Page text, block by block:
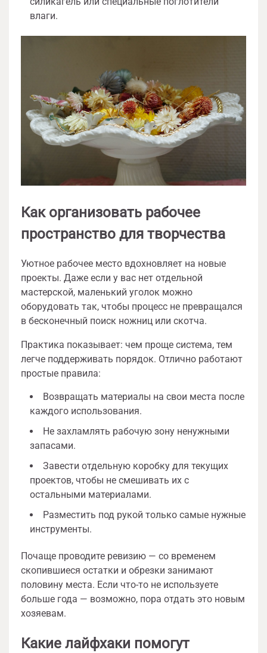
влаги.
Как организовать рабочее
пространство для творчества
Уютное рабочее место вдохновляет на новые
проекты. Даже если у вас нет отдельной
мастерской, маленький уголок можно
оборудовать так, чтобы процесс не превращался
в бесконечный поиск ножниц или скотча.
Практика показывает: чем проще система, тем
легче поддерживать порядок. Отлично работают
простые правила:
Возвращать материалы на свои места после
каждого использования.
Не захламлять рабочую зону ненужными
запасами.
Завести отдельную коробку для текущих
проектов, чтобы не смешивать их с
остальными материалами.
Разместить под рукой только самые нужные
инструменты.
Почаще проводите ревизию — со временем
скопившиеся остатки и обрезки занимают
половину места. Если что-то не используете
больше года — возможно, пора отдать это новым
хозяевам.
Какие лайфхаки помогут